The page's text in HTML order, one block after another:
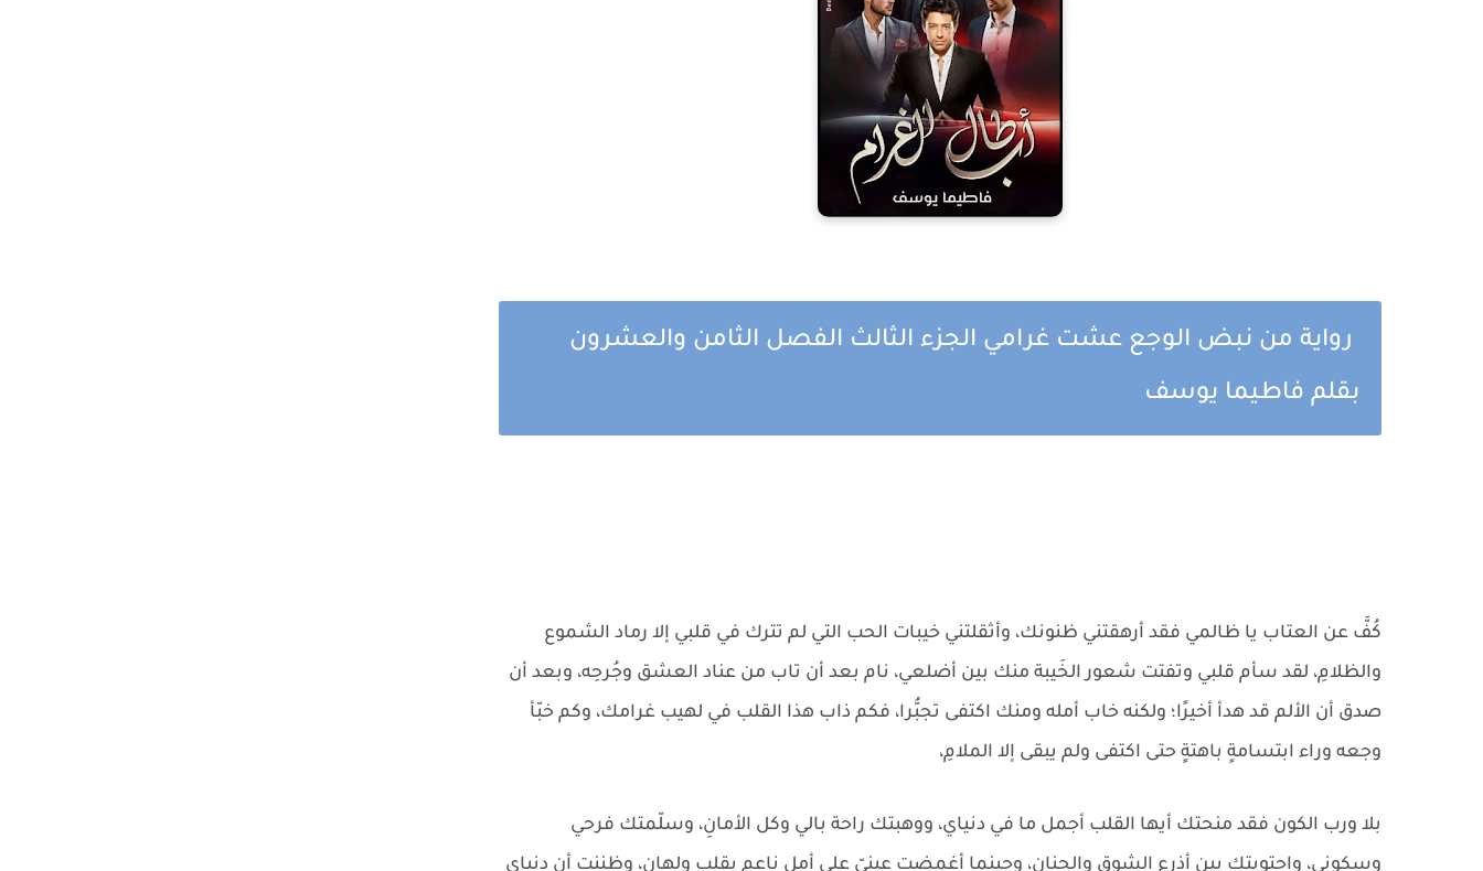
رواية من نبض الوجع عشت غرامي الجزء الثالث الفصل الثامن والعشرون
بقلم فاطيما يوسف
كُفَّ عن العتاب يا ظالمي فقد أرهقتني ظنونك، وأثقلتني خيبات الحب التي لم تترك في قلبي إلا رماد الشموع
والظلامِ، لقد سأم قلبي وتفتت شعور الخَيبة منك بين أضلعي، نام بعد أن تاب من عناد العشق وجُرحِه، وبعد أن
صدق أن الألم قد هدأ أخيرًا؛ ولكنه خاب أمله ومنك اكتفى تجبُّرا، فكم ذاب هذا القلب في لهيب غرامك، وكم خبّأ
وجعه وراء ابتسامةٍ باهتةٍ حتى اكتفى ولم يبقى إلا الملامِ،
بلا ورب الكون فقد منحتك أيها القلب أجمل ما في دنياي، ووهبتك راحة بالي وكل الأمانِ، وسلّمتك فرحي
وسكوني، واحتويتك بين أذرع الشوق والحنانِ، وحينما أغمضت عينيّ على أملٍ ناعمٍ بقلبٍ ولهانِ، وظننت أن دنياي